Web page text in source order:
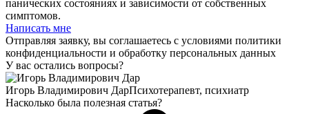
панических состояниях и зависимости от собственных
симптомов.
Написать мне
Отправляя заявку, вы соглашаетесь с условиями политики
конфиденциальности и обработку персональных данных
У вас остались вопросы?
Игорь Владимирович ДарПсихотерапевт, психиатр
Насколько была полезная статья?